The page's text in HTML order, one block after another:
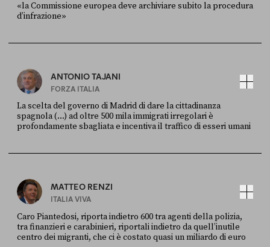
«la Commissione europea deve archiviare subito la procedura
d’infrazione»
ANTONIO TAJANI
FORZA ITALIA
La scelta del governo di Madrid di dare la cittadinanza
spagnola (...) ad oltre 500 mila immigrati irregolari è
profondamente sbagliata e incentiva il traffico di esseri umani
MATTEO RENZI
ITALIA VIVA
Caro Piantedosi, riporta indietro 600 tra agenti della polizia,
tra finanzieri e carabinieri, riportali indietro da quell’inutile
centro dei migranti, che ci è costato quasi un miliardo di euro